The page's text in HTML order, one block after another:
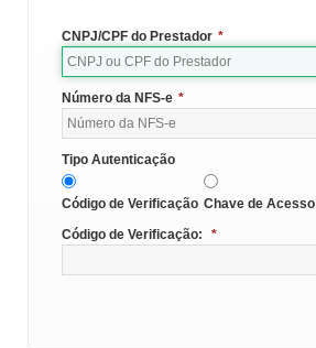
CNPJ/CPF do Prestador *
Número da NFS-e *
Tipo Autenticação
Código de Verificação Chave de Acesso
Código de Verificação:
*